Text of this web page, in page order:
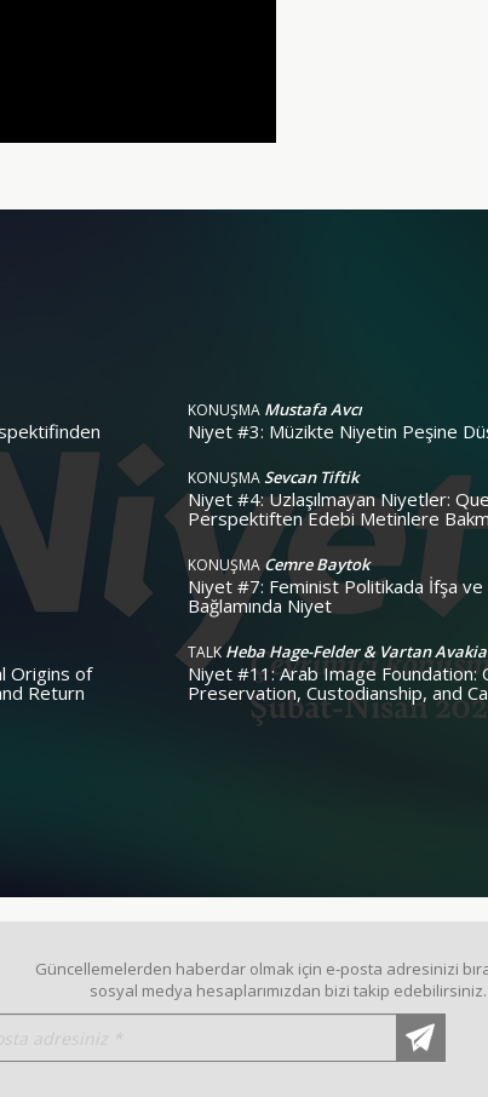
KONUŞMA Mustafa Avcı
Niyet #3: Müzikte Niyetin Peşine
KONUŞMASevcan Tiftik
Niyet #4: Uzlaşılmayan Niyetler:
Perspektiften Edebi Metinlere
KONUŞMACemre Baytok
Niyet #7: Feminist Politikada İfşa
Bağlamında Niyet
Origins of
Return
TALKHeba Hage-Felder & Vartan
Niyet #11: Arab Image Foundation:
Preservation, Custodianship, and
Güncellemelerden haberdar olmak için e-posta adresinizi
sosyal medya hesaplarımızdan bizi takip edebilirsiniz.